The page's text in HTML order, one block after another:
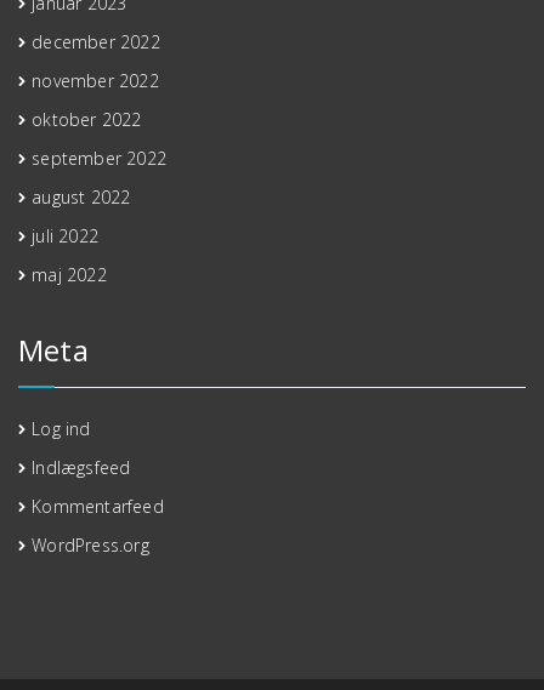
december 2022
november 2022
oktober 2022
september 2022
august 2022
juli 2022
maj 2022
Meta
Log ind
Indlægsfeed
Kommentarfeed
WordPress.org